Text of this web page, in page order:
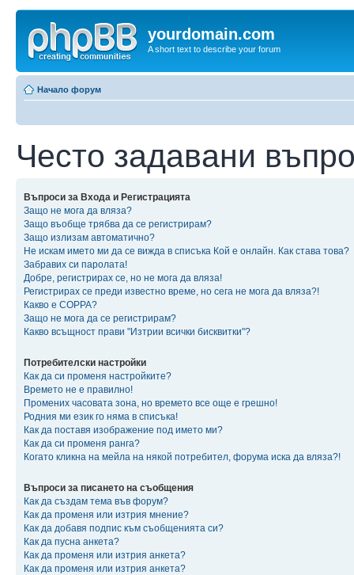
yourdomain.com
A short text to describe your forum
Начало форум
Често задавани
Въпроси за Входа и Регистрацията
Защо не мога да вляза?
Защо въобще трябва да се регистрирам?
Защо излизам автоматично?
Не искам името ми да се вижда в списъка Кой е онлайн. Как става това?
Забравих си паролата!
Добре, регистрирах се, но не мога да вляза!
Регистрирах се преди известно време, но сега не мога да вляза?!
Какво е COPPA?
Защо не мога да се регистрирам?
Какво всъщност прави "Изтрии всички бисквитки"?
Потребителски настройки
Как да си променя настройките?
Времето не е правилно!
Промених часовата зона, но времето все още е грешно!
Родния ми език го няма в списъка!
Как да поставя изображение под името ми?
Как да си променя ранга?
Когато кликна на мейла на някой потребител, форума иска да вляза?!
Въпроси за писането на съобщения
Как да създам тема във форум?
Как да променя или изтрия мнение?
Как да добавя подпис към съобщенията си?
Как да пусна анкета?
Как да променя или изтрия анкета?
Как да променя или изтрия анкета?